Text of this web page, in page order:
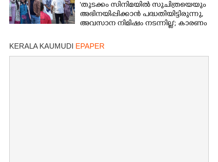
'തുടക്കം സിനിമയിൽ സുചിത്രയെയും
അഭിനയിപ്പിക്കാൻ പദ്ധതിയിട്ടിരുന്നു,​
അവസാന നിമിഷം നടന്നില്ല'; കാരണം
KERALA KAUMUDI EPAPER